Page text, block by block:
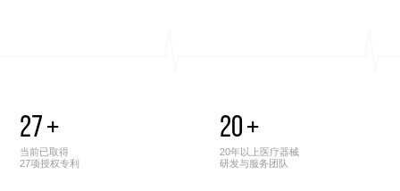
27+
当前已取得
27项授权专利
20+
20年以上医疗器械
研发与服务团队